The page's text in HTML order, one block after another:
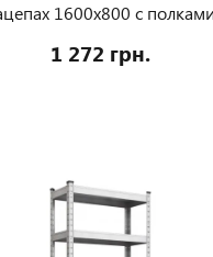
1600х800 с полками
1 272 грн.